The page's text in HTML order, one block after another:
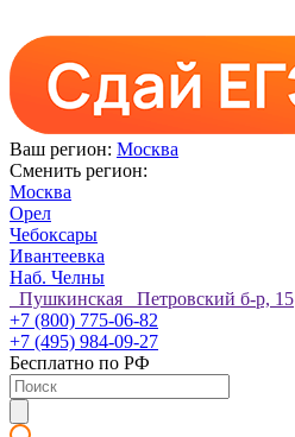
Ваш регион: Москва
Сменить регион:
Москва
Орел
Чебоксары
Ивантеевка
Наб. Челны
Пушкинская Петровский б-р, 15
+7 (800) 775-06-82
+7 (495) 984-09-27
Бесплатно по РФ